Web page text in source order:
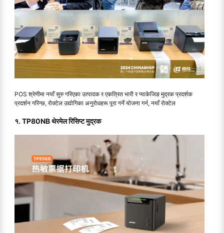
POS श्रेणीमा नयाँ सुरु गरिएका उत्पादक र एकत्रित भारी र प्याकेजिङ मुद्रक प्रदर्शक
प्रदर्शन गरिन्छ, रोक्टेल उद्योगिका अनुरोधहरू पूरा गर्ने योजना गर्न, नयाँ रोक्टेल
१. TP80NB थेरमेल रिसिप्ट मुद्रक